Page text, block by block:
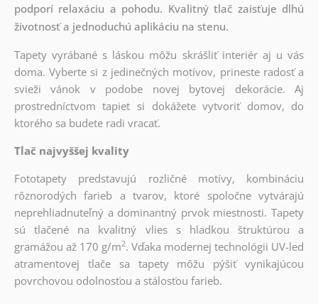
podporí relaxáciu a pohodu. Kvalitný tlač zaisťuje dlhú
životnosť a jednoduchú aplikáciu na stenu.
Tapety vyrábané s láskou môžu skrášliť interiér aj u vás
doma. Vyberte si z jedinečných motívov, prineste radosť a
svieži vánok v podobe novej bytovej dekorácie. Aj
prostredníctvom tapiet si dokážete vytvoriť domov, do
ktorého sa budete radi vracať.
Tlač najvyššej kvality
Fototapety predstavujú rozličné motívy, kombináciu
rôznorodých farieb a tvarov, ktoré spoločne vytvárajú
neprehliadnuteľný a dominantný prvok miestnosti. Tapety
sú tlačené na kvalitný vlies s hladkou štruktúrou a
gramážou až 170 g/m2. Vďaka modernej technológii UV-led
atramentovej tlače sa tapety môžu pýšiť vynikajúcou
povrchovou odolnosťou a stálosťou farieb.